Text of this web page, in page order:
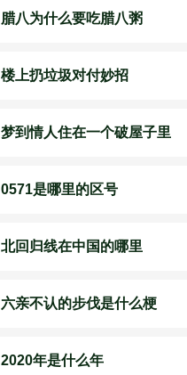
腊八为什么要吃腊八粥
楼上扔垃圾对付妙招
梦到情人住在一个破屋子里
0571是哪里的区号
北回归线在中国的哪里
六亲不认的步伐是什么梗
2020年是什么年